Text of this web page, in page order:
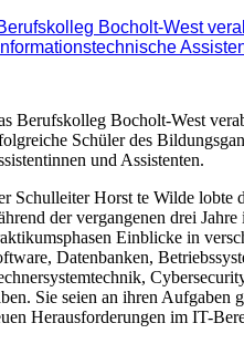
Bocholt-West
Berufskolleg Bocholt-West
Schüler des
und Assistenten.
Schulleiter Horst te Wilde lobte
der vergangenen drei
Einblicke in
Datenbanken,
Sie seien an ihren Aufgaben
Herausforderungen im IT-